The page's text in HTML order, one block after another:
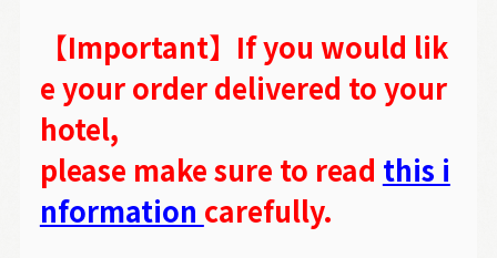
【Important】If you would lik
e your order delivered to your
hotel,
please make sure to read this i
nformation carefully.